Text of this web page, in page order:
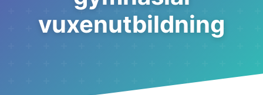
vuxenutbildning